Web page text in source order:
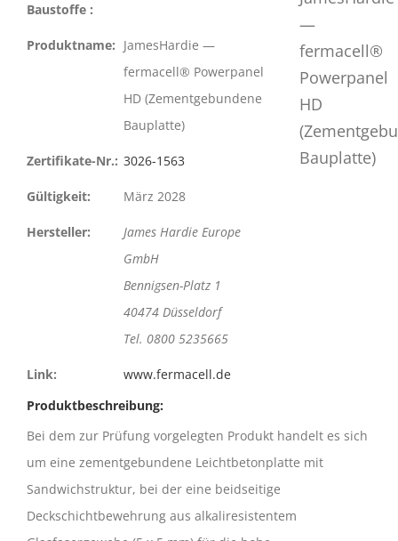
Baustoffe :
Produktname: JamesHardie —
fermacell® Powerpanel
HD (Zementgebundene
Bauplatte)
Zertifikate-Nr.: 3026-1563
Gültigkeit: März 2028
Hersteller:
James Hardie Europe
GmbH
Bennigsen-Platz 1
40474 Düsseldorf
Tel. 0800 5235665
Link:
www.fermacell.de
Produktbeschreibung:
Bei dem zur Prüfung vorgelegten Produkt handelt es sich
um eine zementgebundene Leichtbe­tonplatte mit
Sandwich­struktur, bei der eine beidseitige
Deckschichtbeweh­rung aus alkaliresistentem